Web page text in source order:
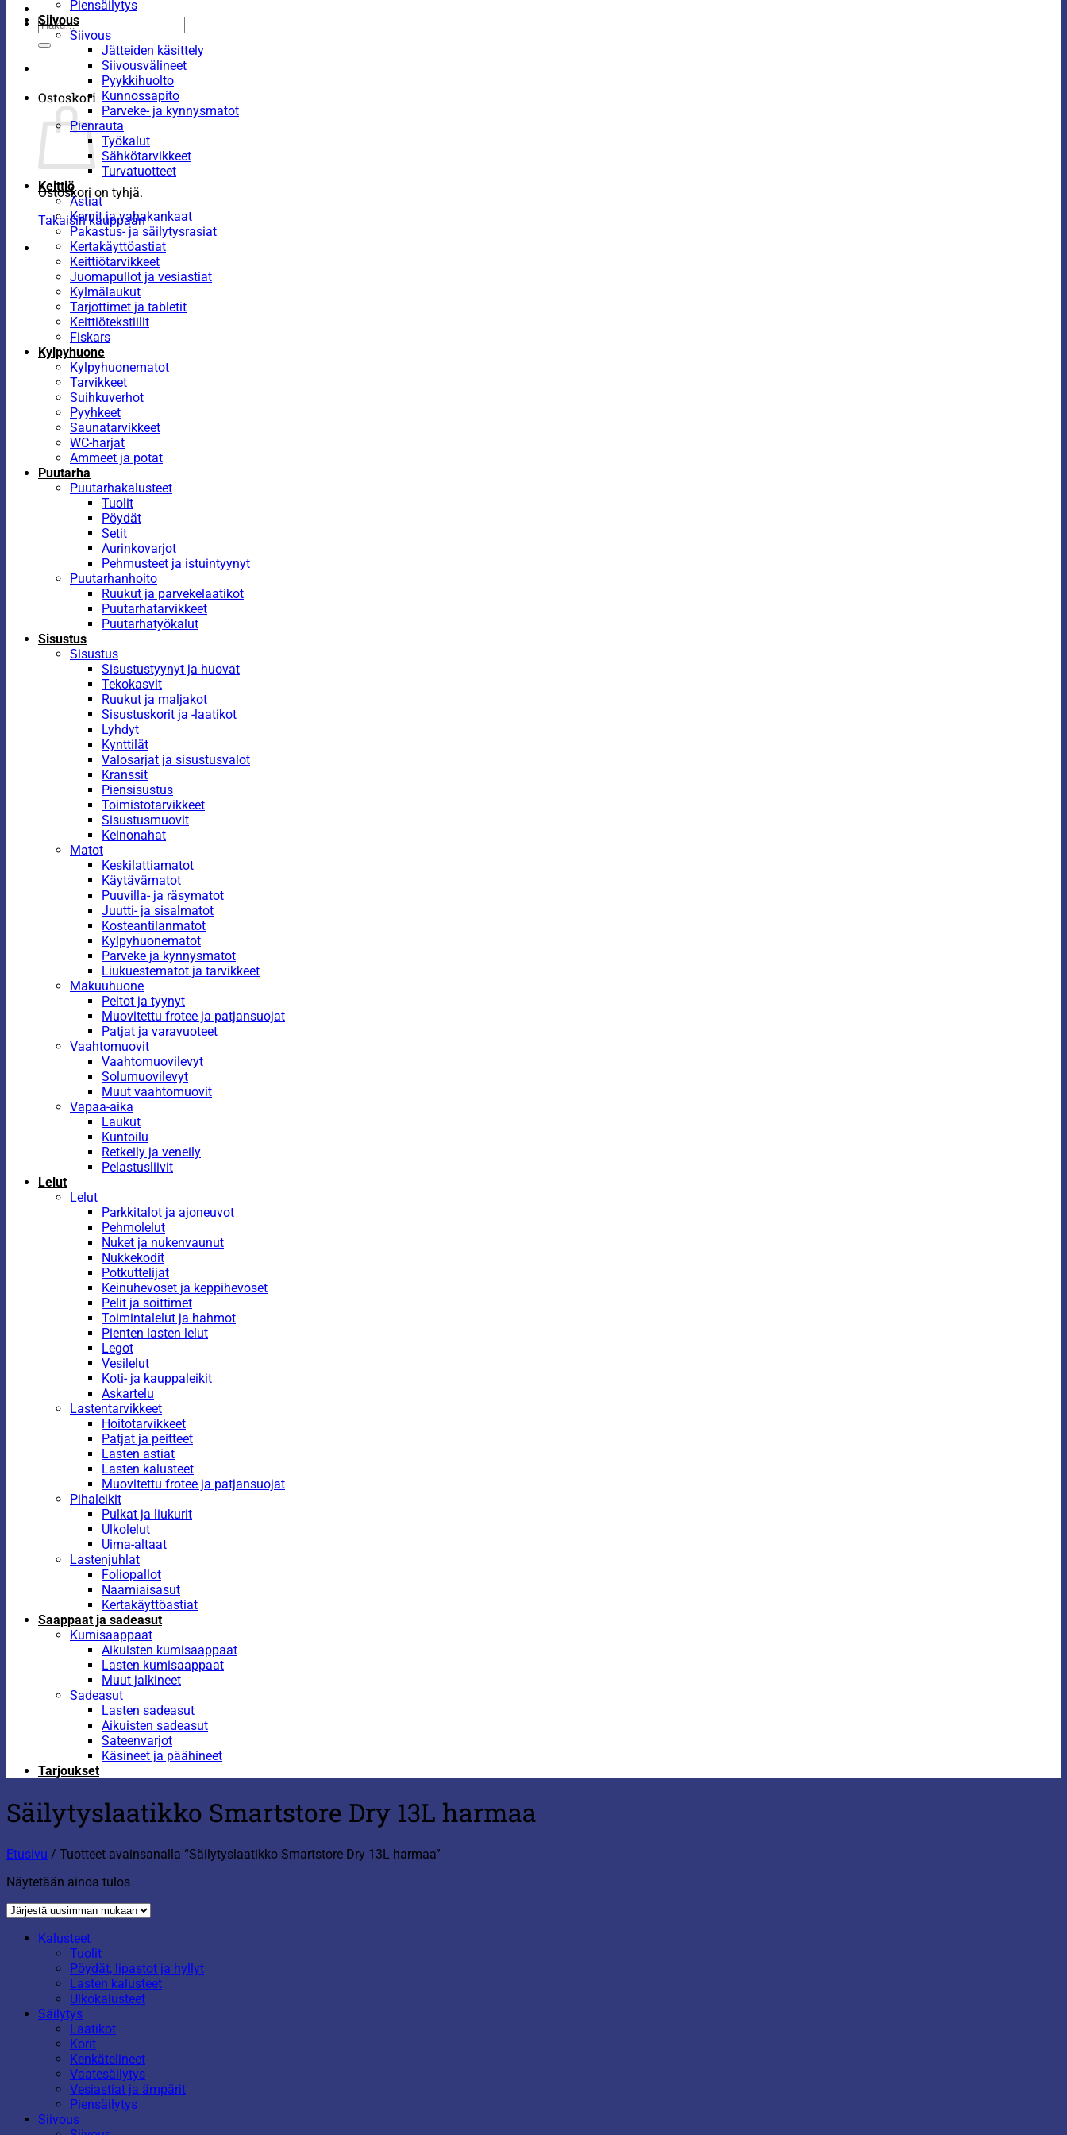
Etsi:
Ostoskori
Ostoskori on tyhjä.
Takaisin kauppaan
Piensäilytys
Siivous
Siivous
Jätteiden käsittely
Siivousvälineet
Pyykkihuolto
Kunnossapito
Parveke- ja kynnysmatot
Pienrauta
Työkalut
Sähkötarvikkeet
Turvatuotteet
Keittiö
Astiat
Kernit ja vahakankaat
Pakastus- ja säilytysrasiat
Kertakäyttöastiat
Keittiötarvikkeet
Juomapullot ja vesiastiat
Kylmälaukut
Tarjottimet ja tabletit
Keittiötekstiilit
Fiskars
Kylpyhuone
Kylpyhuonematot
Tarvikkeet
Suihkuverhot
Pyyhkeet
Saunatarvikkeet
WC-harjat
Ammeet ja potat
Puutarha
Puutarhakalusteet
Tuolit
Pöydät
Setit
Aurinkovarjot
Pehmusteet ja istuintyynyt
Puutarhanhoito
Ruukut ja parvekelaatikot
Puutarhatarvikkeet
Puutarhatyökalut
Sisustus
Sisustus
Sisustustyynyt ja huovat
Tekokasvit
Ruukut ja maljakot
Sisustuskorit ja -laatikot
Lyhdyt
Kynttilät
Valosarjat ja sisustusvalot
Kranssit
Piensisustus
Toimistotarvikkeet
Sisustusmuovit
Keinonahat
Matot
Keskilattiamatot
Käytävämatot
Puuvilla- ja räsymatot
Juutti- ja sisalmatot
Kosteantilanmatot
Kylpyhuonematot
Parveke ja kynnysmatot
Liukuestematot ja tarvikkeet
Makuuhuone
Peitot ja tyynyt
Muovitettu frotee ja patjansuojat
Patjat ja varavuoteet
Vaahtomuovit
Vaahtomuovilevyt
Solumuovilevyt
Muut vaahtomuovit
Vapaa-aika
Laukut
Kuntoilu
Retkeily ja veneily
Pelastusliivit
Lelut
Lelut
Parkkitalot ja ajoneuvot
Pehmolelut
Nuket ja nukenvaunut
Nukkekodit
Potkuttelijat
Keinuhevoset ja keppihevoset
Pelit ja soittimet
Toimintalelut ja hahmot
Pienten lasten lelut
Legot
Vesilelut
Koti- ja kauppaleikit
Askartelu
Lastentarvikkeet
Hoitotarvikkeet
Patjat ja peitteet
Lasten astiat
Lasten kalusteet
Muovitettu frotee ja patjansuojat
Pihaleikit
Pulkat ja liukurit
Ulkolelut
Uima-altaat
Lastenjuhlat
Foliopallot
Naamiaisasut
Kertakäyttöastiat
Saappaat ja sadeasut
Kumisaappaat
Aikuisten kumisaappaat
Lasten kumisaappaat
Muut jalkineet
Sadeasut
Lasten sadeasut
Aikuisten sadeasut
Sateenvarjot
Käsineet ja päähineet
Tarjoukset
Säilytyslaatikko Smartstore Dry 13L harmaa
Etusivu / Tuotteet avainsanalla “Säilytyslaatikko Smartstore Dry 13L harmaa”
Näytetään ainoa tulos
Kalusteet
Tuolit
Pöydät, lipastot ja hyllyt
Lasten kalusteet
Ulkokalusteet
Säilytys
Laatikot
Korit
Kenkätelineet
Vaatesäilytys
Vesiastiat ja ämpärit
Piensäilytys
Siivous